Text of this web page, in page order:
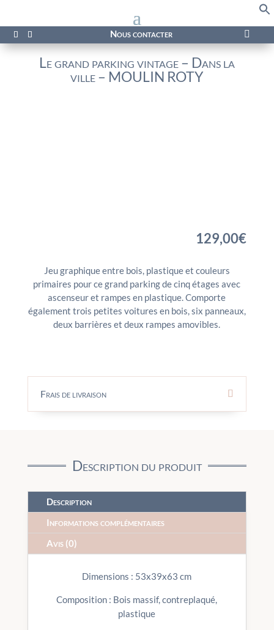
Nous contacter 
Le grand parking vintage – Dans la
ville – MOULIN ROTY
129,00€
Jeu graphique entre bois, plastique et couleurs
primaires pour ce grand parking de cinq étages avec
ascenseur et rampes en plastique. Comporte
également trois petites voitures en bois, six panneaux,
deux barrières et deux rampes amovibles.
Frais de livraison
Description du produit
Description
Informations complémentaires
Avis (0)
Dimensions : 53x39x63 cm
Composition : Bois massif, contreplaqué,
plastique